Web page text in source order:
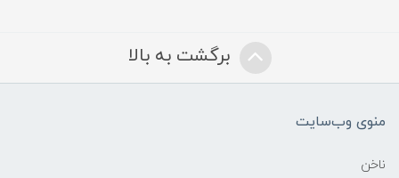
برگشت به بالا
منوی وب‌سایت
ناخن